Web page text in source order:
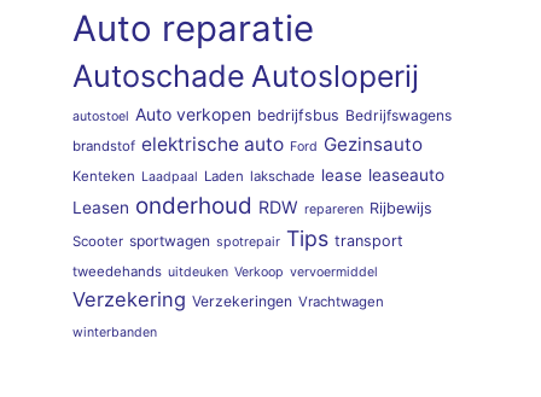
Auto reparatie
Autoschade Autosloperij
autostoel Auto verkopen bedrijfsbus Bedrijfswagens
brandstof elektrische auto Ford Gezinsauto
Kenteken Laadpaal Laden lakschade lease leaseauto
Leasen onderhoud RDW repareren Rijbewijs
Scooter sportwagen spotrepair Tips transport
tweedehands uitdeuken Verkoop vervoermiddel
Verzekering Verzekeringen Vrachtwagen
winterbanden